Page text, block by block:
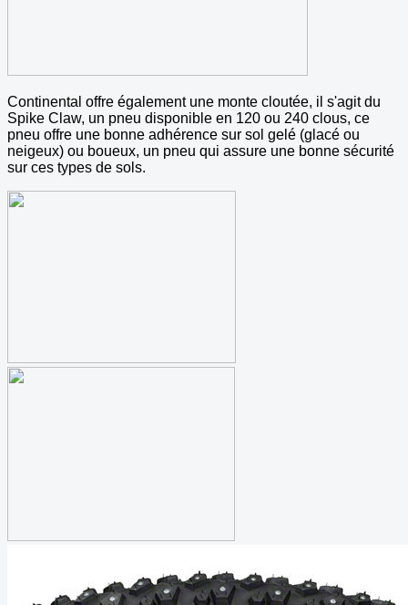
Continental offre également une monte cloutée, il s'agit du
Spike Claw, un pneu disponible en 120 ou 240 clous, ce
pneu offre une bonne adhérence sur sol gelé (glacé ou
neigeux) ou boueux, un pneu qui assure une bonne sécurité
sur ces types de sols.